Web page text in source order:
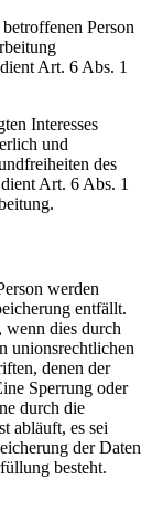
Person
Art. 6 Abs. 1
Interesses
und
des
Art. 6 Abs. 1
werden
entfällt.
wenn dies durch
unionsrechtlichen
denen der
Sperrung oder
durch die
abläuft, es sei
der Daten
besteht.